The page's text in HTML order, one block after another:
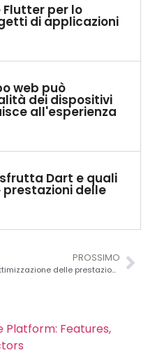
per lo
di applicazioni
web può
dei dispositivi
all'esperienza
Dart e quali
delle
PROSSIMO
Ottimizzazione delle prestazioni di React: Suggerimenti per velocizzare l'applicazione
Platform: Features,